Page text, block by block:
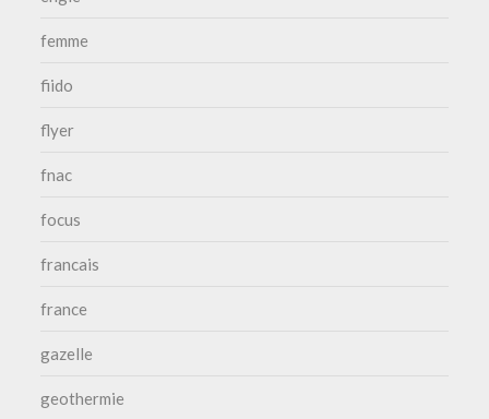
femme
fiido
flyer
fnac
focus
francais
france
gazelle
geothermie